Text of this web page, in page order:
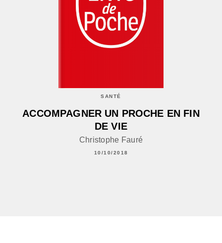
SANTÉ
ACCOMPAGNER UN PROCHE EN FIN
DE VIE
Christophe Fauré
10/10/2018